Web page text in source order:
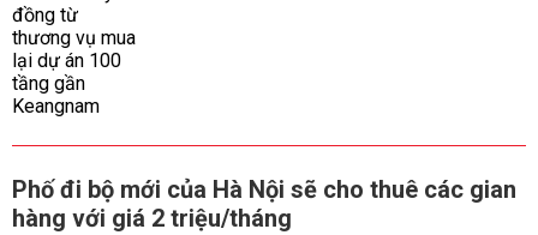
Phố đi bộ mới của Hà Nội sẽ cho thuê các gian
hàng với giá 2 triệu/tháng